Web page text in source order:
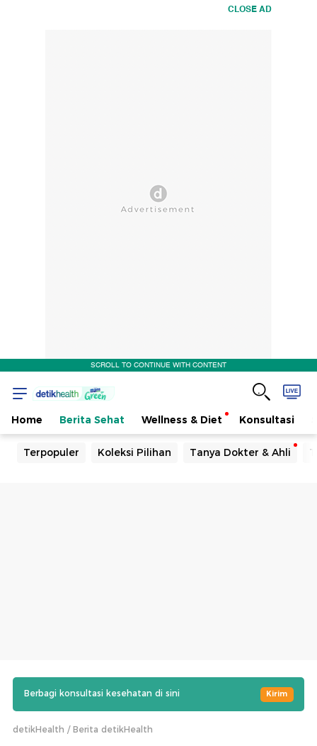
CLOSE AD
SCROLL TO CONTINUE WITH CONTENT
Home Berita Sehat Wellness & Diet Konsultasi
Terpopuler Koleksi Pilihan Tanya Dokter & Ahli
Berbagi konsultasi kesehatan di sini Kirim
detikHealth Berita detikHealth